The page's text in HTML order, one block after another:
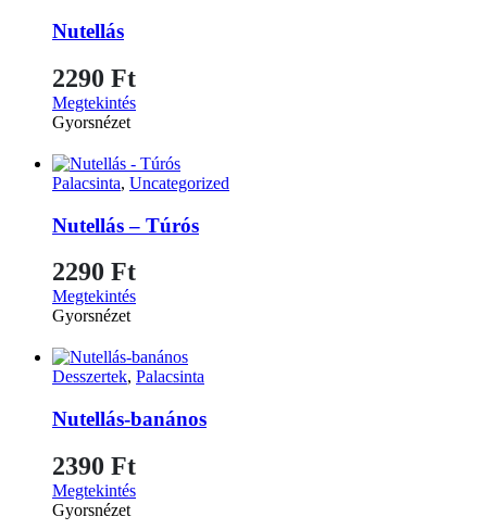
Nutellás
2290 Ft
Megtekintés
Gyorsnézet
Palacsinta, Uncategorized
Nutellás – Túrós
2290 Ft
Megtekintés
Gyorsnézet
Desszertek, Palacsinta
Nutellás-banános
2390 Ft
Megtekintés
Gyorsnézet